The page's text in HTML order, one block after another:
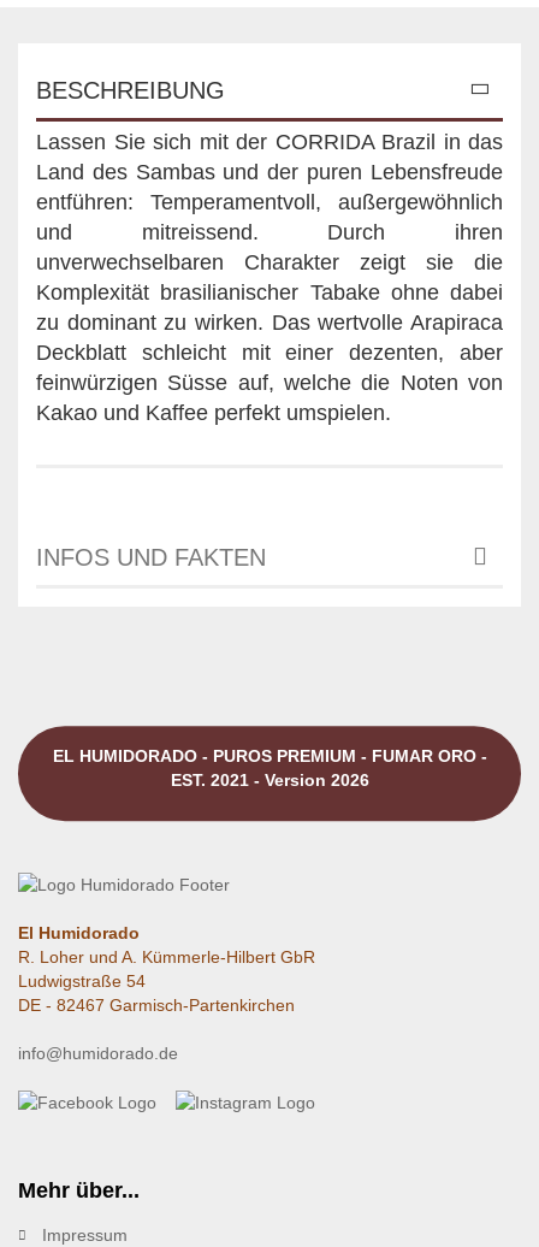
BESCHREIBUNG
Lassen Sie sich mit der CORRIDA Brazil in das
Land des Sambas und der puren Lebensfreude
entführen: Temperamentvoll, außergewöhnlich
und mitreissend. Durch ihren
unverwechselbaren Charakter zeigt sie die
Komplexität brasilianischer Tabake ohne dabei
zu dominant zu wirken. Das wertvolle Arapiraca
Deckblatt schleicht mit einer dezenten, aber
feinwürzigen Süsse auf, welche die Noten von
Kakao und Kaffee perfekt umspielen.
INFOS UND FAKTEN
EL HUMIDORADO - PUROS PREMIUM - FUMAR ORO -
EST. 2021 - Version 2026
El Humidorado
R. Loher und A. Kümmerle-Hilbert GbR
Ludwigstraße 54
DE - 82467 Garmisch-Partenkirchen
info@humidorado.de
Mehr über...
Impressum